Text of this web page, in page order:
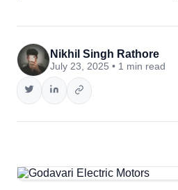
Nikhil Singh Rathore
July 23, 2025 • 1 min read